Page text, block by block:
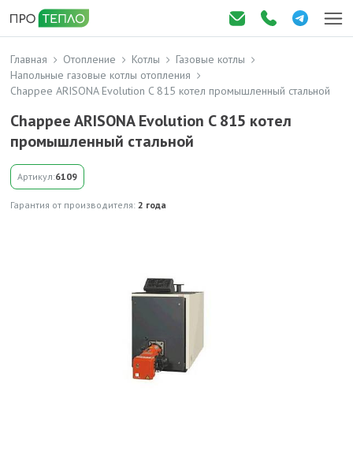
Главная Отопление Котлы
Газовые котлы
Напольные газовые котлы отопления
Chappee ARISONA Evolution C 815 котел промышленный стальной
Chappee ARISONA Evolution C 815 котел
промышленный стальной
Артикул:6109
Гарантия от производителя: 2 года